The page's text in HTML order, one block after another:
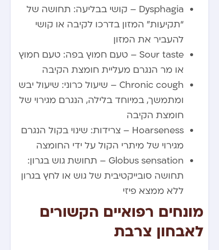
Dysphagia – קושי בבליעה: תחושה של
“תקיעות” המזון בדרכו לקיבה או קושי
להעביר את המזון
Sour taste – טעם חמוץ בפה: טעם חמוץ
או מר הנגרם מעליית חומצת הקיבה
Chronic cough – שיעול כרוני: שיעול יבש
ומתמשך, במיוחד בלילה, הנגרם מגירוי של
חומצת הקיבה
Hoarseness – צרידות: שינוי בקול הנגרם
מגירוי של מיתרי הקול על ידי החומצה
Globus sensation – תחושת גוש בגרון:
תחושה סובייקטיבית של גוש או לחץ בגרון
ללא ממצא פיזי
מונחים רפואיים הקשורים
לאבחון צרבת